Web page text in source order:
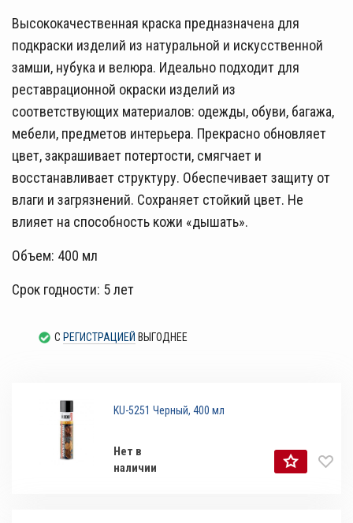
Высококачественная краска предназначена для
подкраски изделий из натуральной и искусственной
замши, нубука и велюра. Идеально подходит для
реставрационной окраски изделий из
соответствующих материалов: одежды, обуви, багажа,
мебели, предметов интерьера. Прекрасно обновляет
цвет, закрашивает потертости, смягчает и
восстанавливает структуру. Обеспечивает защиту от
влаги и загрязнений. Сохраняет стойкий цвет. Не
влияет на способность кожи «дышать».
Объем: 400 мл
Срок годности: 5 лет
С РЕГИСТРАЦИЕЙ ВЫГОДНЕЕ
KU-5251 Черный, 400 мл
Нет в
наличии